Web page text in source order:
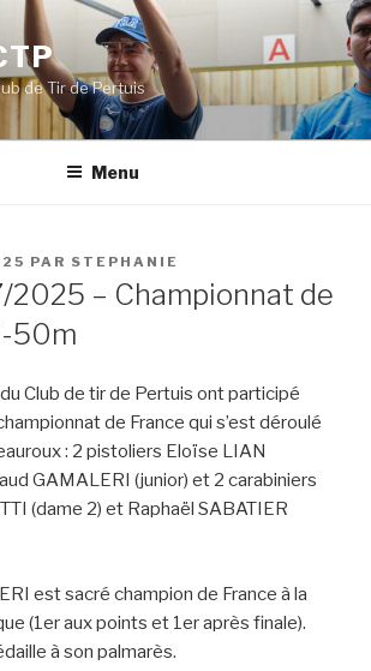
de Tir de Pertuis
Menu
PAR STEPHANIE
– Championnat de
50m
Club de tir de Pertuis ont participé
de France qui s’est déroulé
: 2 pistoliers Eloïse LIAN
GAMALERI (junior) et 2 carabiniers
(dame 2) et Raphaël SABATIER
est sacré champion de France à la
(1er aux points et 1er après finale).
à son palmarès.